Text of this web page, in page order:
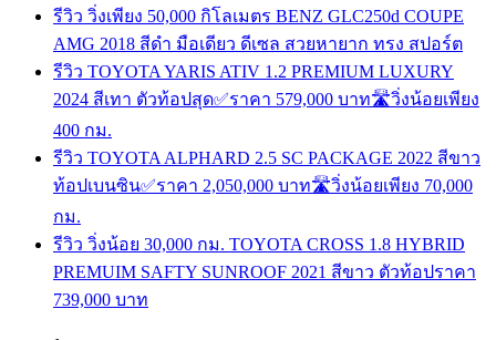
รีวิว วิ่งเพียง 50,000 กิโลเมตร BENZ GLC250d COUPE
AMG 2018 สีดำ มือเดียว ดีเซล สวยหายาก ทรง สปอร์ต
รีวิว TOYOTA YARIS ATIV 1.2 PREMIUM LUXURY
2024 สีเทา ตัวท้อปสุด✅ราคา 579,000 บาท🛣️วิ่งน้อยเพียง
400 กม.
รีวิว TOYOTA ALPHARD 2.5 SC PACKAGE 2022 สีขาว
ท้อปเบนซิน✅ราคา 2,050,000 บาท🛣️วิ่งน้อยเพียง 70,000
กม.
รีวิว วิ่งน้อย 30,000 กม. TOYOTA CROSS 1.8 HYBRID
PREMUIM SAFTY SUNROOF 2021 สีขาว ตัวท้อปราคา
739,000 บาท